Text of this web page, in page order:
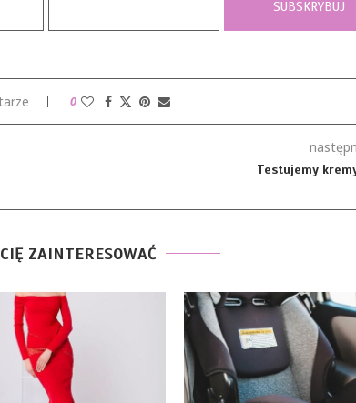
0
Testujemy
ZAINTERESOWAĆ